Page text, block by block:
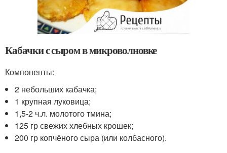
Кабачки с сыром в микроволновке
Компоненты:
2 небольших кабачка;
1 крупная луковица;
1,5-2 ч.л. молотого тмина;
125 гр свежих хлебных крошек;
200 гр копчёного сыра (или колбасного).